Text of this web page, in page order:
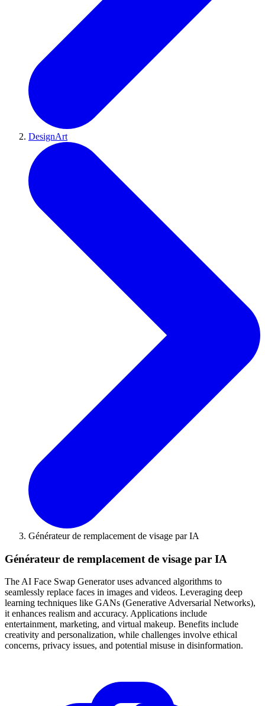
DesignArt
Générateur de remplacement de visage par IA
Générateur de remplacement de visage par IA
The AI Face Swap Generator uses advanced algorithms to
seamlessly replace faces in images and videos. Leveraging deep
learning techniques like GANs (Generative Adversarial Networks),
it enhances realism and accuracy. Applications include
entertainment, marketing, and virtual makeup. Benefits include
creativity and personalization, while challenges involve ethical
concerns, privacy issues, and potential misuse in disinformation.